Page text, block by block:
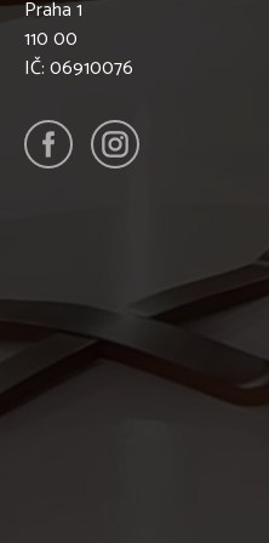
Praha 1
110 00
IČ: 06910076